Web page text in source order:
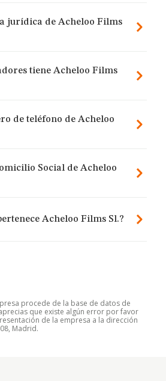
jurídica de Acheloo Films
tiene Acheloo Films
de teléfono de Acheloo
Social de Acheloo
Acheloo Films Sl.?
procede de la base de datos de
aprecias que existe algún error por favor
de la empresa a la dirección
Madrid.